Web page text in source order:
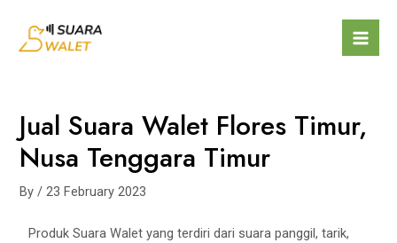
Jual Suara Walet Flores Timur,
Nusa Tenggara Timur
By/23 February 2023
Produk Suara Walet yang terdiri dari suara panggil, tarik,